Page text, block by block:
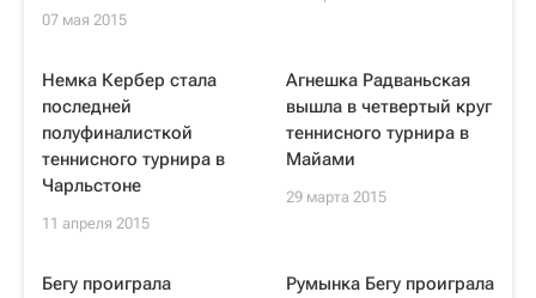
07 мая 2015
Немка Кербер стала
последней
полуфиналисткой
теннисного турнира в
Чарльстоне
11 апреля 2015
Агнешка Радваньская
вышла в четвертый круг
теннисного турнира в
Майами
29 марта 2015
Бегу проиграла
Румынка Бегу проиграла